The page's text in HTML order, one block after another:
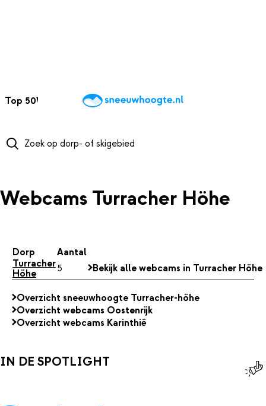
Top 50Webcams WintersportweerKaarten
Webcams Turracher Höhe
Dorp
Aantal
Turracher
Höhe
5 Bekijk alle webcams in Turracher Höhe
Overzicht sneeuwhoogte Turracher-höhe
Overzicht webcams Oostenrijk
Overzicht webcams Karinthië
IN DE SPOTLIGHT